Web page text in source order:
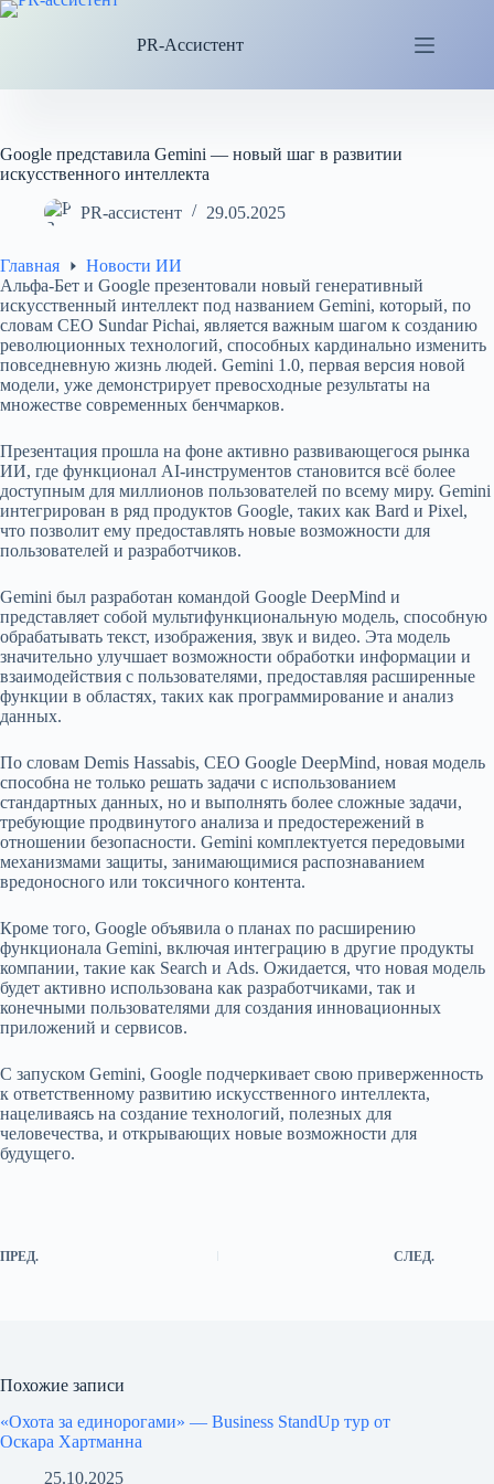
Перейти
PR-Ассистент
Google представила Gemini — новый шаг в развитии
искусственного интеллекта
PR-ассистент 29.05.2025
Главная
Новости ИИ
Альфа-Бет и Google презентовали новый генеративный
искусственный интеллект под названием Gemini, который, по
словам CEO Sundar Pichai, является важным шагом к созданию
революционных технологий, способных кардинально изменить
повседневную жизнь людей. Gemini 1.0, первая версия новой
модели, уже демонстрирует превосходные результаты на
множестве современных бенчмарков.
Презентация прошла на фоне активно развивающегося рынка
ИИ, где функционал AI-инструментов становится всё более
доступным для миллионов пользователей по всему миру. Gemini
интегрирован в ряд продуктов Google, таких как Bard и Pixel,
что позволит ему предоставлять новые возможности для
пользователей и разработчиков.
Gemini был разработан командой Google DeepMind и
представляет собой мультифункциональную модель, способную
обрабатывать текст, изображения, звук и видео. Эта модель
значительно улучшает возможности обработки информации и
взаимодействия с пользователями, предоставляя расширенные
функции в областях, таких как программирование и анализ
данных.
По словам Demis Hassabis, CEO Google DeepMind, новая модель
способна не только решать задачи с использованием
стандартных данных, но и выполнять более сложные задачи,
требующие продвинутого анализа и предостережений в
отношении безопасности. Gemini комплектуется передовыми
механизмами защиты, занимающимися распознаванием
вредоносного или токсичного контента.
Кроме того, Google объявила о планах по расширению
функционала Gemini, включая интеграцию в другие продукты
компании, такие как Search и Ads. Ожидается, что новая модель
будет активно использована как разработчиками, так и
конечными пользователями для создания инновационных
приложений и сервисов.
С запуском Gemini, Google подчеркивает свою приверженность
к ответственному развитию искусственного интеллекта,
нацеливаясь на создание технологий, полезных для
человечества, и открывающих новые возможности для
будущего.
ПРЕД. СЛЕД.
Похожие записи
«Охота за единорогами» — Business StandUp тур от
Оскара Хартманна
25.10.2025